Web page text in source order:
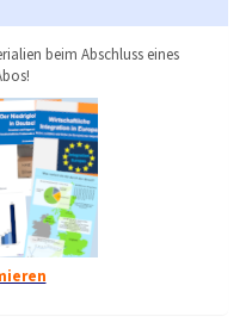
beim Abschluss eines